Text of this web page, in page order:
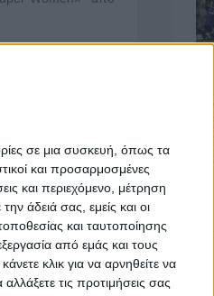
σε μια συσκευή, όπως τα
και προσαρμοσμένες
και περιεχόμενο, μέτρηση
άδειά σας, εμείς και οι
και ταυτοποίησης
από εμάς και τους
κλικ για να αρνηθείτε να
τις προτιμήσεις σας
Magazine», «K12
με τη διδασκαλία
διεθνών
του 2030 των
Peace-Keepers
της Ο.Δ.Ε. σε
βραβεία ειρήνης
Εκπαίδευσης στην